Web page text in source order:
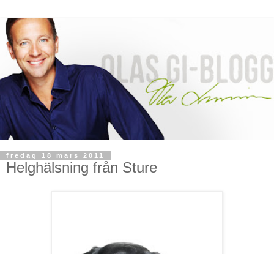
fredag 18 mars 2011
Helghälsning från Sture